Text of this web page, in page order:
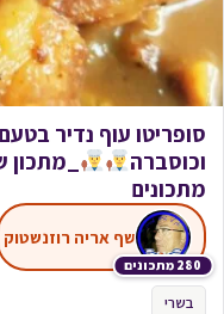
סופריטו עוף נדיר בטעם
וכוסברה
מתכונים
280 מתכונים
שף אריה רוזנשטוק
בשרי